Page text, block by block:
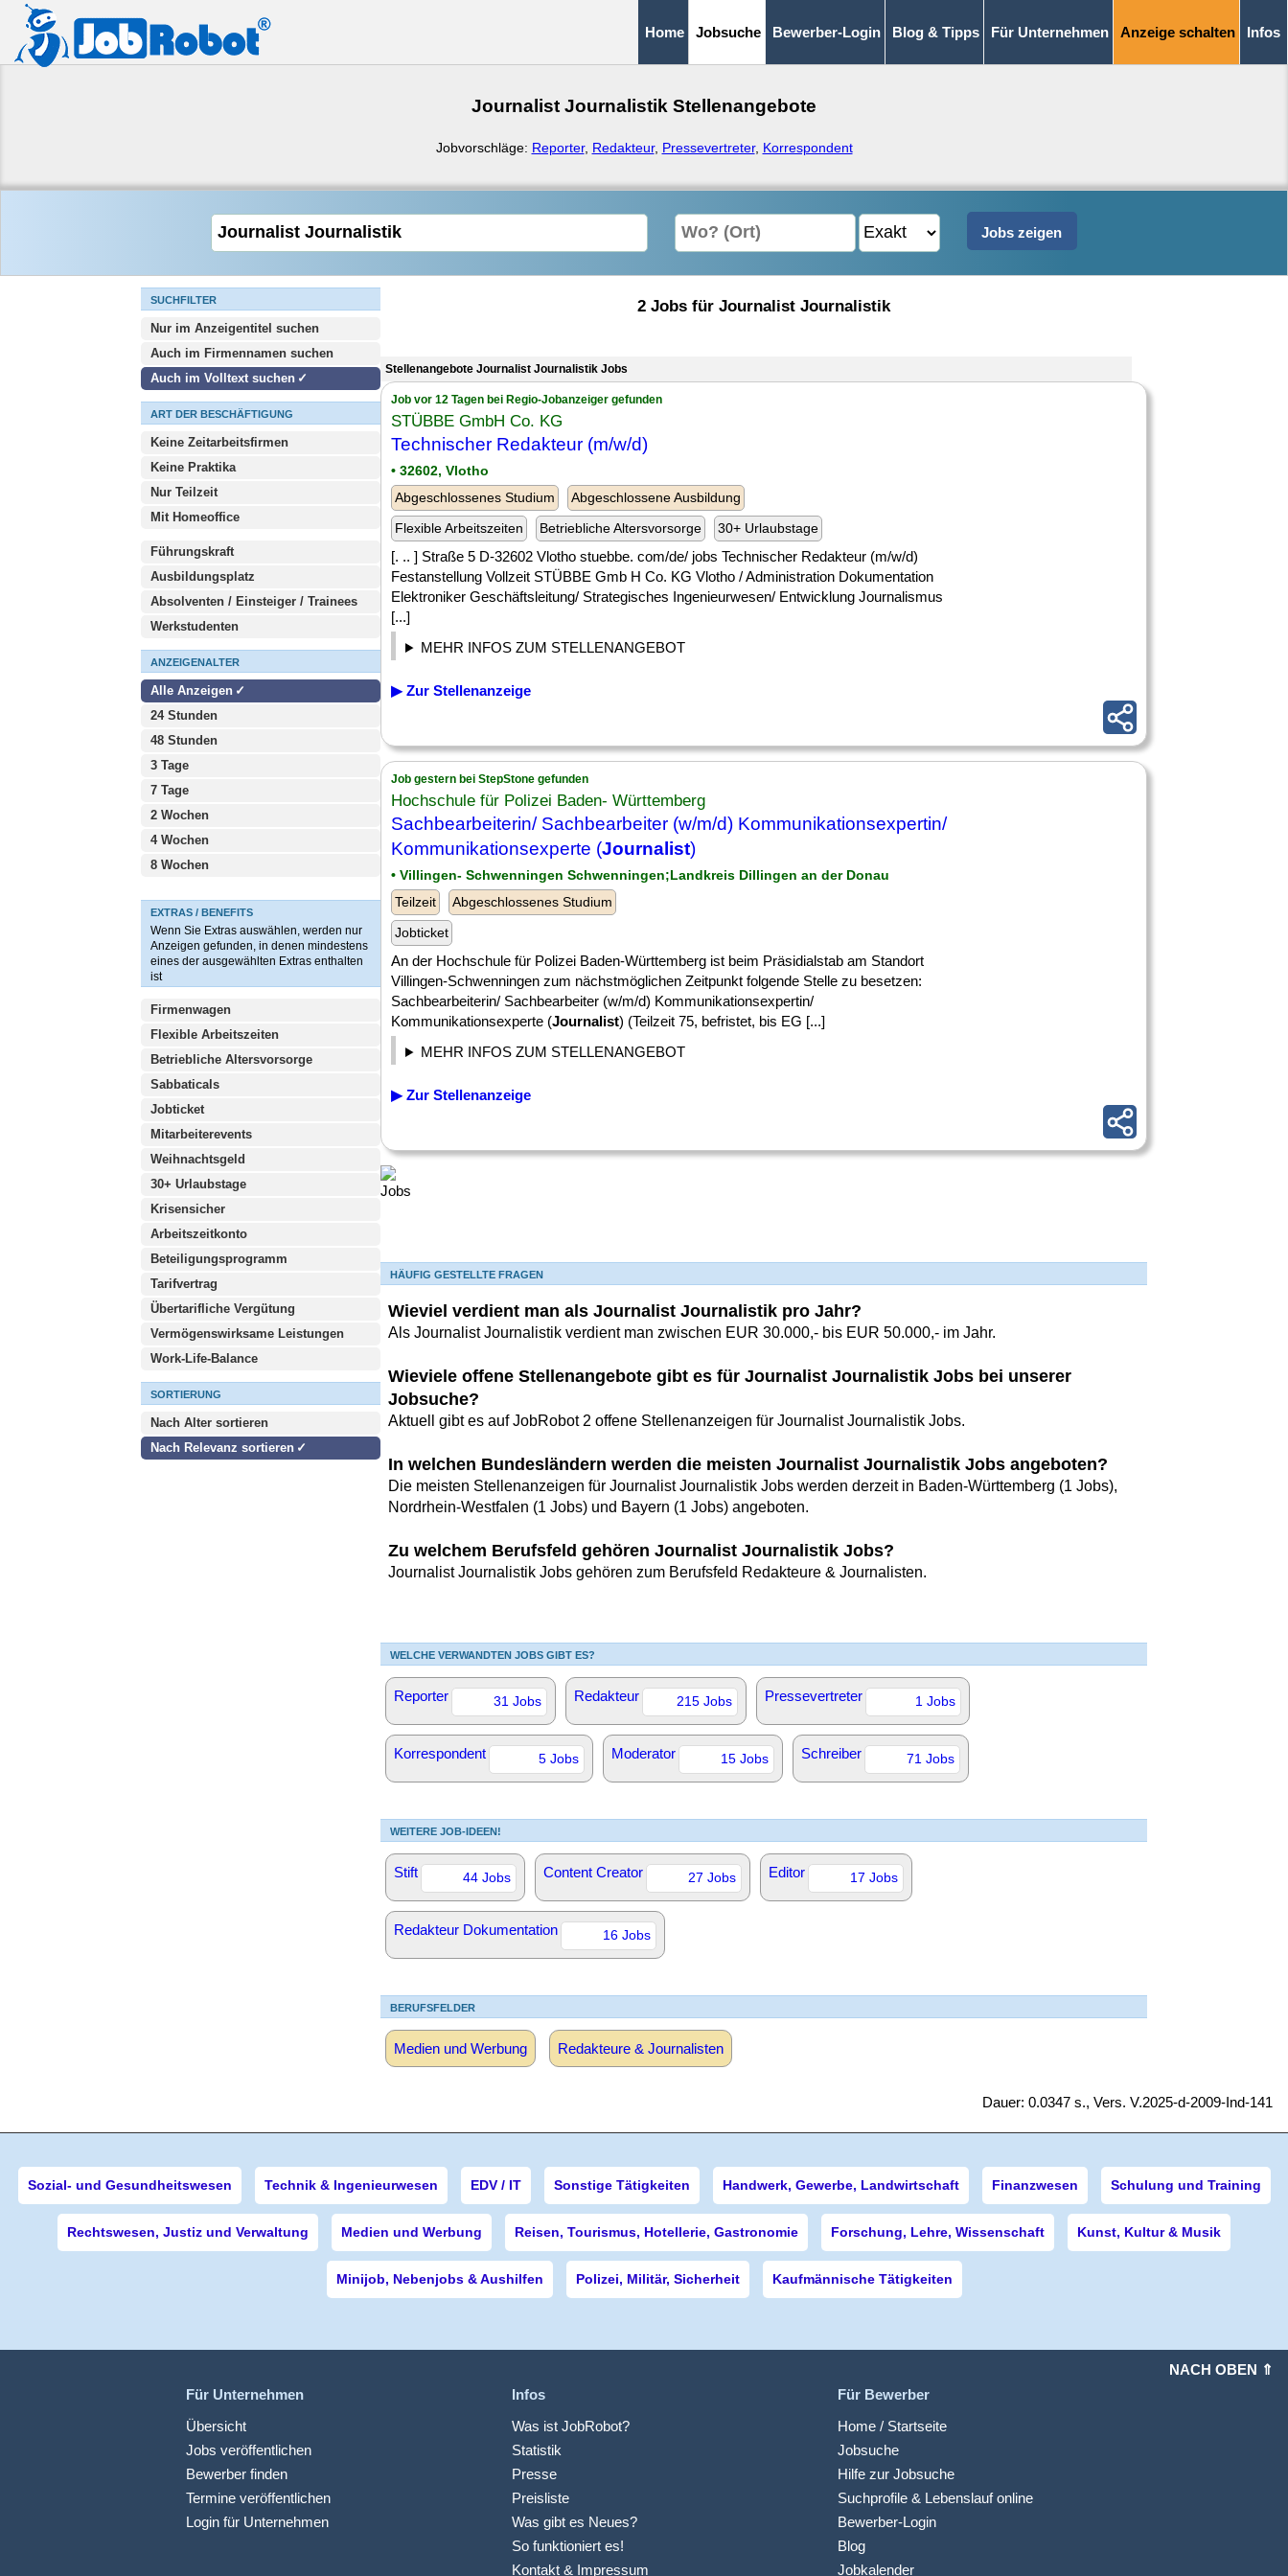
Home Jobsuche Bewerber-Login Blog & Tipps Für Unternehmen Anzeige schalten Infos
Journalist Journalistik Stellenangebote
Jobvorschläge: Reporter, Redakteur, Pressevertreter, Korrespondent
SUCHFILTER
Nur im Anzeigentitel suchen
Auch im Firmennamen suchen
Auch im Volltext suchen
ART DER BESCHÄFTIGUNG
Keine Zeitarbeitsfirmen
Keine Praktika
Nur Teilzeit
Mit Homeoffice
Führungskraft
Ausbildungsplatz
Absolventen / Einsteiger / Trainees
Werkstudenten
ANZEIGENALTER
Alle Anzeigen
24 Stunden
48 Stunden
3 Tage
7 Tage
2 Wochen
4 Wochen
8 Wochen
EXTRAS / BENEFITS
Wenn Sie Extras auswählen, werden nur
Anzeigen gefunden, in denen mindestens
eines der ausgewählten Extras enthalten
ist
Firmenwagen
Flexible Arbeitszeiten
Betriebliche Altersvorsorge
Sabbaticals
Jobticket
Mitarbeiterevents
Weihnachtsgeld
30+ Urlaubstage
Krisensicher
Arbeitszeitkonto
Beteiligungsprogramm
Tarifvertrag
Übertarifliche Vergütung
Vermögenswirksame Leistungen
Work-Life-Balance
SORTIERUNG
Nach Alter sortieren
Nach Relevanz sortieren
2 Jobs für Journalist Journalistik
Stellenangebote Journalist Journalistik Jobs
Job vor 12 Tagen bei Regio-Jobanzeiger gefunden
STÜBBE GmbH Co. KG
Technischer Redakteur (m/w/d)
• 32602, Vlotho
Abgeschlossenes Studium
Abgeschlossene Ausbildung
Flexible Arbeitszeiten
Betriebliche Altersvorsorge 30+ Urlaubstage
[. .. ] Straße 5 D-32602 Vlotho stuebbe. com/de/ jobs Technischer Redakteur (m/w/d)
Festanstellung Vollzeit STÜBBE Gmb H Co. KG Vlotho / Administration Dokumentation
Elektroniker Geschäftsleitung/ Strategisches Ingenieurwesen/ Entwicklung Journalismus
[...]
MEHR INFOS ZUM STELLENANGEBOT
▶ Zur Stellenanzeige
Job gestern bei StepStone gefunden
Hochschule für Polizei Baden- Württemberg
Sachbearbeiterin/ Sachbearbeiter (w/m/d) Kommunikationsexpertin/
Kommunikationsexperte (Journalist)
• Villingen- Schwenningen Schwenningen;Landkreis Dillingen an der Donau
Teilzeit
Abgeschlossenes Studium
Jobticket
An der Hochschule für Polizei Baden-Württemberg ist beim Präsidialstab am Standort
Villingen-Schwenningen zum nächstmöglichen Zeitpunkt folgende Stelle zu besetzen:
Sachbearbeiterin/ Sachbearbeiter (w/m/d) Kommunikationsexpertin/
Kommunikationsexperte (Journalist) (Teilzeit 75, befristet, bis EG [...]
MEHR INFOS ZUM STELLENANGEBOT
▶ Zur Stellenanzeige
HÄUFIG GESTELLTE FRAGEN
Wieviel verdient man als Journalist Journalistik pro Jahr?
Als Journalist Journalistik verdient man zwischen EUR 30.000,- bis EUR 50.000,- im Jahr.
Wieviele offene Stellenangebote gibt es für Journalist Journalistik Jobs bei unserer
Jobsuche?
Aktuell gibt es auf JobRobot 2 offene Stellenanzeigen für Journalist Journalistik Jobs.
In welchen Bundesländern werden die meisten Journalist Journalistik Jobs angeboten?
Die meisten Stellenanzeigen für Journalist Journalistik Jobs werden derzeit in Baden-Württemberg (1 Jobs),
Nordrhein-Westfalen (1 Jobs) und Bayern (1 Jobs) angeboten.
Zu welchem Berufsfeld gehören Journalist Journalistik Jobs?
Journalist Journalistik Jobs gehören zum Berufsfeld Redakteure & Journalisten.
WELCHE VERWANDTEN JOBS GIBT ES?
Reporter 31 Jobs Redakteur 215 Jobs Pressevertreter 1 Jobs
Korrespondent 5 Jobs Moderator 15 Jobs Schreiber 71 Jobs
WEITERE JOB-IDEEN!
Stift 44 Jobs Content Creator 27 Jobs Editor 17 Jobs
Redakteur Dokumentation 16 Jobs
BERUFSFELDER
Medien und Werbung Redakteure & Journalisten
Dauer: 0.0347 s., Vers. V.2025-d-2009-Ind-141
Sozial- und Gesundheitswesen Technik & Ingenieurwesen EDV / IT Sonstige Tätigkeiten Handwerk, Gewerbe, Landwirtschaft Finanzwesen Schulung und Training
Rechtswesen, Justiz und Verwaltung Medien und Werbung Reisen, Tourismus, Hotellerie, Gastronomie Forschung, Lehre, Wissenschaft Kunst, Kultur & Musik
Minijob, Nebenjobs & Aushilfen Polizei, Militär, Sicherheit Kaufmännische Tätigkeiten
NACH OBEN ⇑
Für Unternehmen
Übersicht
Jobs veröffentlichen
Bewerber finden
Termine veröffentlichen
Login für Unternehmen
Infos
Was ist JobRobot?
Statistik
Presse
Preisliste
Was gibt es Neues?
So funktioniert es!
Kontakt & Impressum
Für Bewerber
Home / Startseite
Jobsuche
Hilfe zur Jobsuche
Suchprofile & Lebenslauf online
Bewerber-Login
Blog
Jobkalender